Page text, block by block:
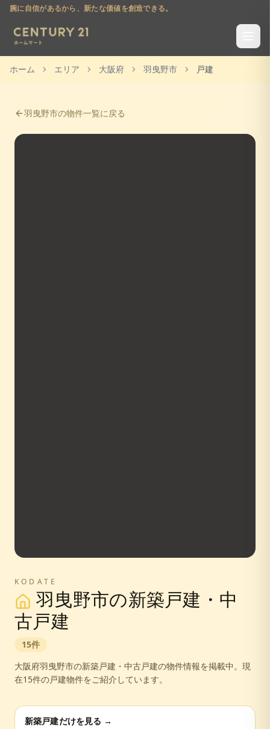
腕に自信があるから、新たな価値を創造できる。
ホーム エリア 大阪府 羽曳野市 戸建
羽曳野市の物件一覧に戻る
KODATE
羽曳野市の新築戸建・中
古戸建
15件
大阪府羽曳野市の新築戸建・中古戸建の物件情報を掲載中。 現
在15件の戸建物件をご紹介しています。
新築戸建だけを見る →